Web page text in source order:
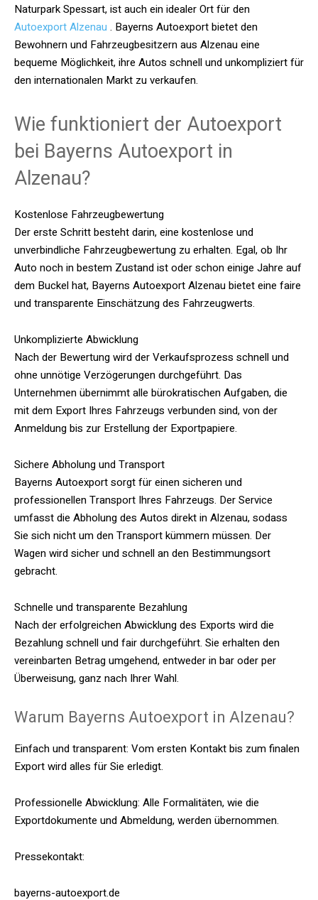
Naturpark Spessart, ist auch ein idealer Ort für den
Autoexport Alzenau . Bayerns Autoexport bietet den
Bewohnern und Fahrzeugbesitzern aus Alzenau eine
bequeme Möglichkeit, ihre Autos schnell und unkompliziert für
den internationalen Markt zu verkaufen.
Wie funktioniert der Autoexport
bei Bayerns Autoexport in
Alzenau?
Kostenlose Fahrzeugbewertung
Der erste Schritt besteht darin, eine kostenlose und
unverbindliche Fahrzeugbewertung zu erhalten. Egal, ob Ihr
Auto noch in bestem Zustand ist oder schon einige Jahre auf
dem Buckel hat, Bayerns Autoexport Alzenau bietet eine faire
und transparente Einschätzung des Fahrzeugwerts.
Unkomplizierte Abwicklung
Nach der Bewertung wird der Verkaufsprozess schnell und
ohne unnötige Verzögerungen durchgeführt. Das
Unternehmen übernimmt alle bürokratischen Aufgaben, die
mit dem Export Ihres Fahrzeugs verbunden sind, von der
Anmeldung bis zur Erstellung der Exportpapiere.
Sichere Abholung und Transport
Bayerns Autoexport sorgt für einen sicheren und
professionellen Transport Ihres Fahrzeugs. Der Service
umfasst die Abholung des Autos direkt in Alzenau, sodass
Sie sich nicht um den Transport kümmern müssen. Der
Wagen wird sicher und schnell an den Bestimmungsort
gebracht.
Schnelle und transparente Bezahlung
Nach der erfolgreichen Abwicklung des Exports wird die
Bezahlung schnell und fair durchgeführt. Sie erhalten den
vereinbarten Betrag umgehend, entweder in bar oder per
Überweisung, ganz nach Ihrer Wahl.
Warum Bayerns Autoexport in Alzenau?
Einfach und transparent: Vom ersten Kontakt bis zum finalen
Export wird alles für Sie erledigt.
Professionelle Abwicklung: Alle Formalitäten, wie die
Exportdokumente und Abmeldung, werden übernommen.
Pressekontakt:
bayerns-autoexport.de